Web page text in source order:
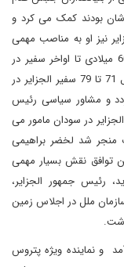
بودند کمک می کرد و
نیز او به مناصب مهمی
رسید. او بعد از استقرار دولت جدید از اوایل دهه 60 میلادی تا اواخر سفیر در
اتحادیه عرب و همزمان در مصر می شود. بعد از سال 71 تا 79 سفیر الجزایر در
و مشاور سیاسی رئیس
در اواسط دهه 80 به سفارت الجزایر در سودان مامور می
منجر شد لخضر براهیمی
توافق نقش بسیار مهمی
بن جدید، رئیس جمهور الجزایر،
ملل در اجلاس زمین
به سازمان ملل آمد و نماینده ویژه پتروس